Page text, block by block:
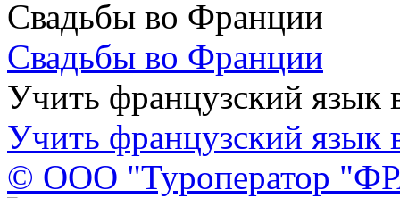
Свадьбы во Франции
Свадьбы во Франции
Учить французский язык
Учить французский язык
© ООО "Туроператор